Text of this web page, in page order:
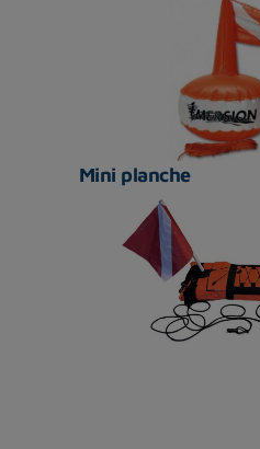
Mini planche